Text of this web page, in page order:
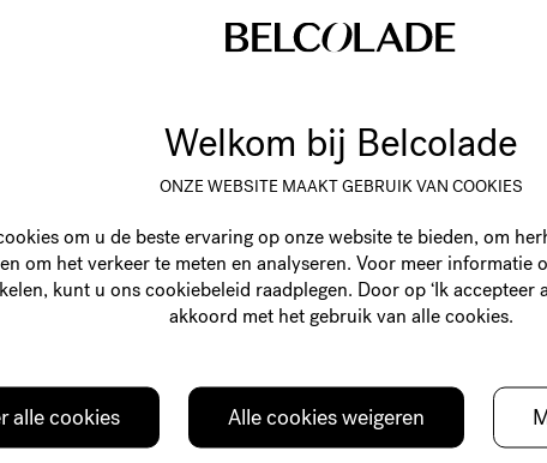
Welkom bij Belcolade
ONZE WEBSITE MAAKT GEBRUIK VAN COOKIES
om u de beste ervaring op onze website te bieden, om
om het verkeer te meten en analyseren. Voor meer informatie
kunt u ons cookiebeleid raadplegen. Door op ‘Ik accepteer
akkoord met het gebruik van alle cookies.
alle cookies Alle cookies weigeren